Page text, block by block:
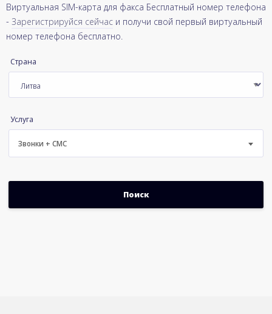
Виртуальная SIM-карта для факса Бесплатный номер телефона
- Зарегистрируйся сейчас и получи свой первый виртуальный
номер телефона бесплатно.
Страна
Услуга
Звонки + СМС